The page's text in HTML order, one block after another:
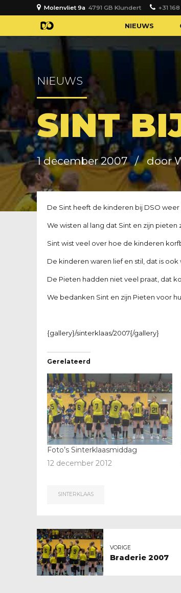
Molenvliet 9a 4791 GB Klundert +31
NIEUWS
NIEUWS
SINT
1 december 2007 door
De Sint heeft de kinderen bij DSO
We wisten al lang dat Sint en zijn
Sint wist veel over hoe de kinderen
De kinderen waren lief en stil, dat is ook
De Pieten hadden niet veel praat, dat
We bedanken Sint en zijn Pieten voor
{gallery}/sinterklaas/2007{/gallery}
Gerelateerd
Foto’s Sinterklaasmiddag
12 december 2012
SINTERKLAAS
VORIGE
Braderie 2007